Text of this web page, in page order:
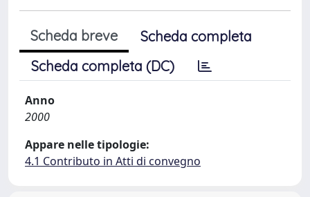
Scheda breve
Scheda completa
Scheda completa (DC)
Anno
2000
Appare nelle tipologie:
4.1 Contributo in Atti di convegno